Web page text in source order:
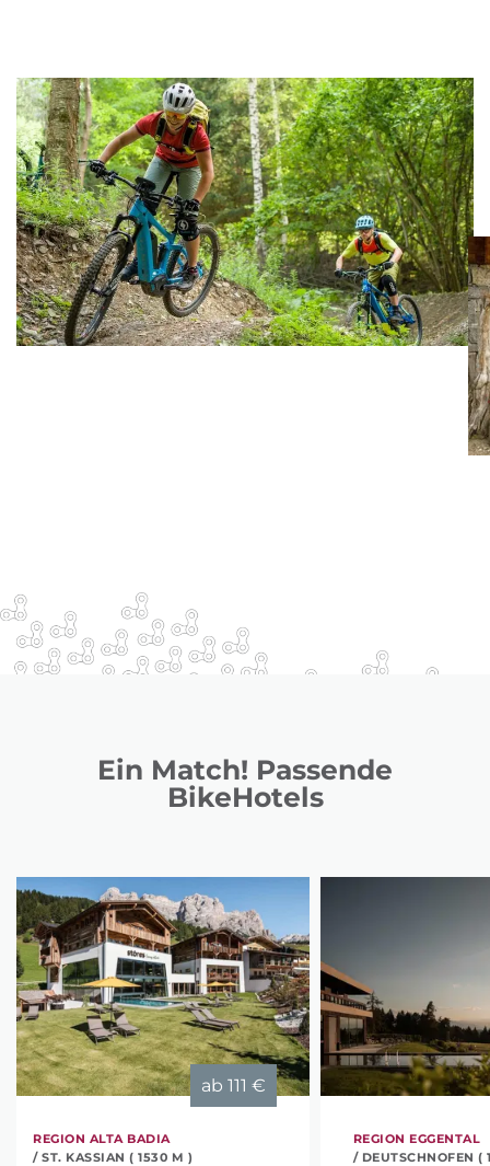
Ein Match! Passende
BikeHotels
ab 111 €
REGION ALTA BADIA
/ ST. KASSIAN ( 1530 M )
REGION EGGENTAL
/ DEUTSCHNOFEN (